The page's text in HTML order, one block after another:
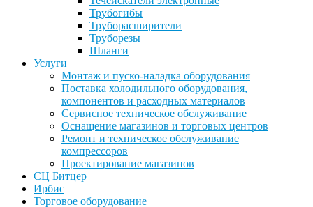
Трубогибы
Труборасширители
Труборезы
Шланги
Услуги
Монтаж и пуско-наладка оборудования
Поставка холодильного оборудования,
компонентов и расходных материалов
Сервисное техническое обслуживание
Оснащение магазинов и торговых центров
Ремонт и техническое обслуживание
компрессоров
Проектирование магазинов
СЦ Битцер
Ирбис
Торговое оборудование